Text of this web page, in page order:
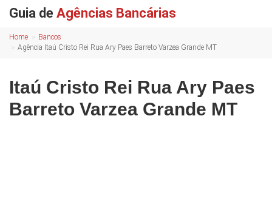
Guia de Agências Bancárias
Home
Bancos
Agência Itaú Cristo Rei Rua Ary Paes Barreto Varzea Grande MT
Itaú Cristo Rei Rua Ary Paes
Barreto Varzea Grande MT